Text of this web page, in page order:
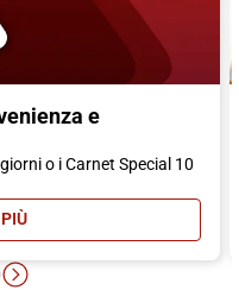
e
o i Carnet Special 10
ITALO: MASSIMA